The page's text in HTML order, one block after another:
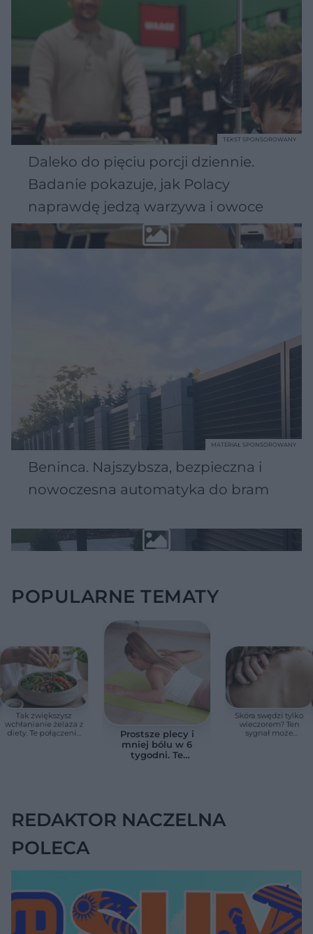
Daleko do pięciu porcji dziennie.
Badanie pokazuje, jak Polacy
naprawdę jedzą warzywa i owoce
TEKST SPONSOROWANY
Beninca. Najszybsza, bezpieczna i
nowoczesna automatyka do bram
MATERIAŁ SPONSOROWANY
POPULARNE TEMATY
Tak zwiększysz
wchłanianie żelaza z
diety. Te połączenia
Prostsze plecy i
mniej bólu w 6
tygodni. Te
Skóra swędzi tylko
wieczorem? Ten
sygnał może
REDAKTOR NACZELNA
POLECA